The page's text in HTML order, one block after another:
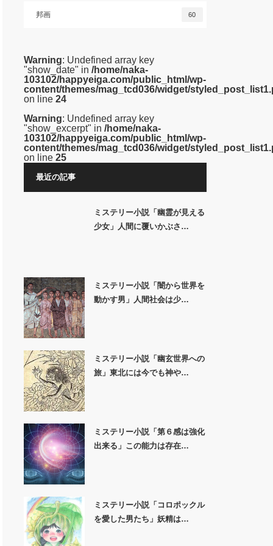
邦画 60
Warning: Undefined array key
"show_date" in /home/naka-
103102/happyeiga.com/public_html/wp-
content/themes/mag_tcd036/widget/
on line 24
Warning: Undefined array key
"show_excerpt" in /home/naka-
103102/happyeiga.com/public_html/wp-
content/themes/mag_tcd036/widget/
on line 25
最近の記事
ミステリー小説「幽霊が見える
少女」人間に覆いかぶさ…
ミステリー小説「闇から世界を
動かす男」人間社会は少…
ミステリー小説「幽玄世界への
旅」東北には今でも神や…
ミステリー小説「第６感は強化
出来る」この能力は存在…
ミステリー小説「コロポックル
を愛した男たち」妖精は…